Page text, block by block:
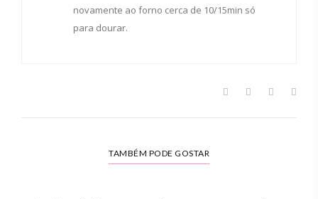
novamente ao forno cerca de 10/15min só
para dourar.
TAMBÉM PODE GOSTAR